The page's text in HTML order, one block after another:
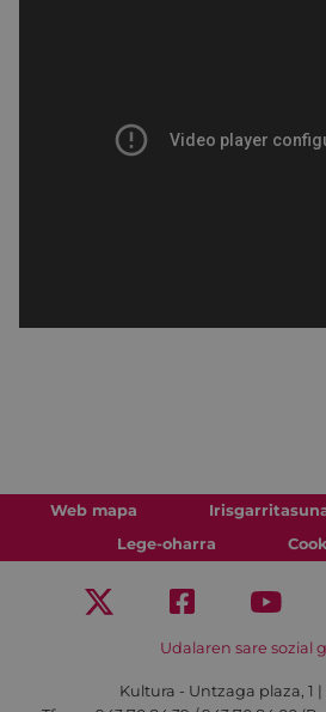
Web mapa
Lege-oharra
Udalaren sare sozial
Kultura - Untzaga plaza, 1